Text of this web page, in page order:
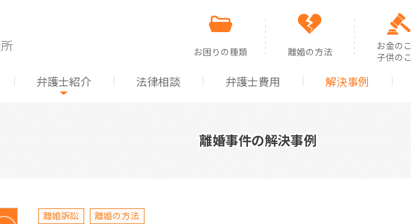
お困りの種類
離婚を求められた
離婚したい
裁判所から通知が来た
浮気をした・浮気をされた
離婚の方法
離婚の方法の選択
協議による離婚
調停による離婚
裁判による離婚
お金の
子供の
親権
財産
婚姻
慰謝
弁護士紹介 法律相談 弁護士費用 解決事例
離婚事件の解決事例
離婚訴訟 離婚の方法